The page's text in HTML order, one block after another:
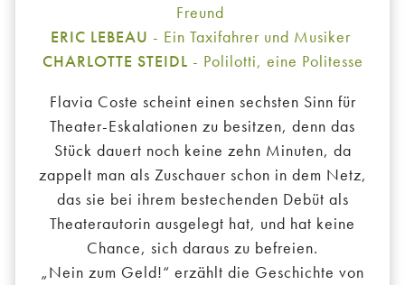
Freund
ERIC LEBEAU - Ein Taxifahrer und Musiker
CHARLOTTE STEIDL - Polilotti, eine Politesse
Flavia Coste scheint einen sechsten Sinn für
Theater-Eskalationen zu besitzen, denn das
Stück dauert noch keine zehn Minuten, da
zappelt man als Zuschauer schon in dem Netz,
das sie bei ihrem bestechenden Debüt als
Theaterautorin ausgelegt hat, und hat keine
Chance, sich daraus zu befreien.
„Nein zum Geld!“ erzählt die Geschichte von